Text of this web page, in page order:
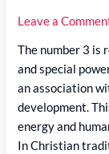
Haven
Leave a
The number 3 is
and special
an association
development.
energy and
In Christian